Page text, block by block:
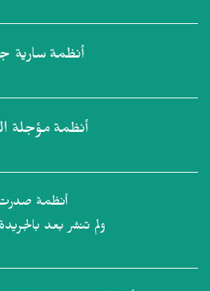
أنظمة سارية
أنظمة مؤجلة
أنظمة
ولم تنشر بعد